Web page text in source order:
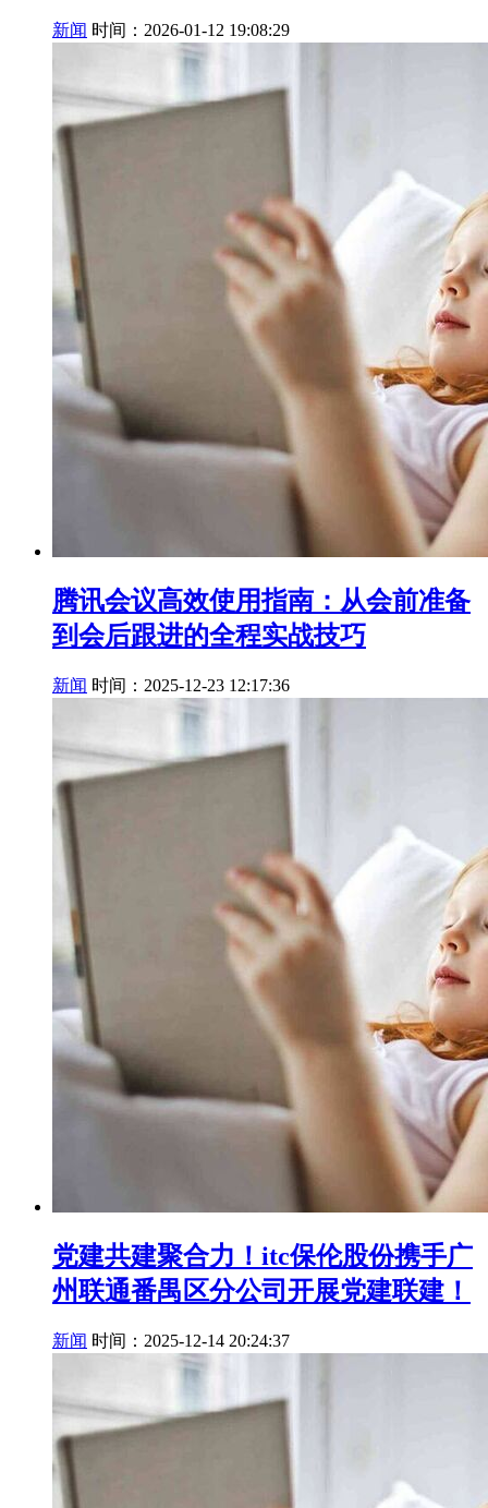
新闻 时间：2026-01-12 19:08:29
腾讯会议高效使用指南：从会前准备
到会后跟进的全程实战技巧
新闻 时间：2025-12-23 12:17:36
党建共建聚合力！itc保伦股份携手广
州联通番禺区分公司开展党建联建！
新闻 时间：2025-12-14 20:24:37